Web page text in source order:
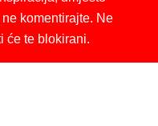
komentirajte. Ne
će te blokirani.